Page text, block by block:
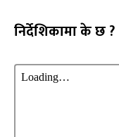
निर्देशिकामा के छ ?